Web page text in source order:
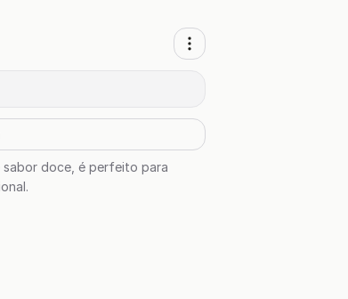
sabor doce, é perfeito para